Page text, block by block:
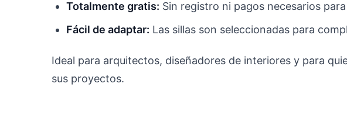
Totalmente gratis: Sin registro ni pagos necesarios
Fácil de adaptar: Las sillas son seleccionadas para
Ideal para arquitectos, diseñadores de interiores y para
sus proyectos.